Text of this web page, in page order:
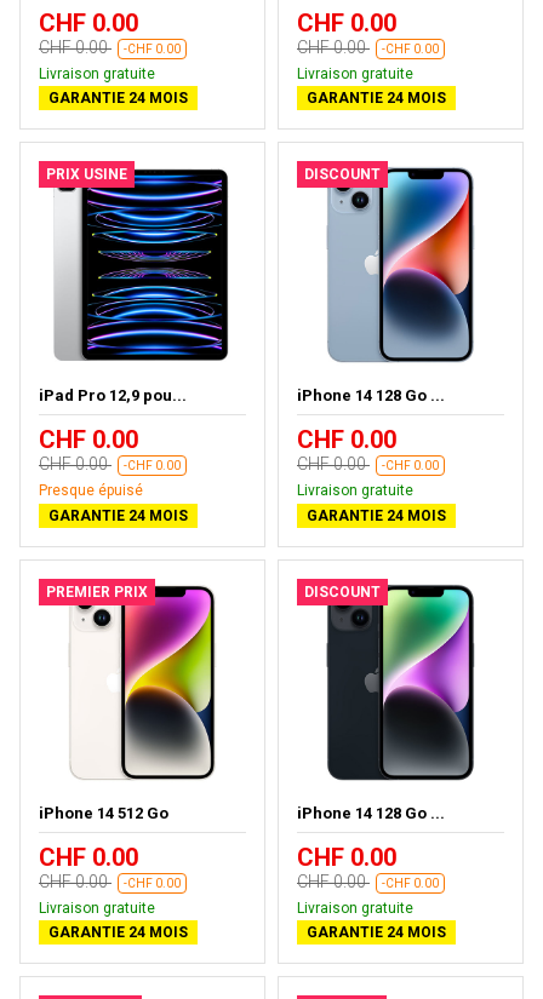
CHF 0.00
CHF 0.00 -CHF 0.00
Livraison gratuite
GARANTIE 24 MOIS
CHF 0.00
CHF 0.00 -CHF 0.00
Livraison gratuite
GARANTIE 24 MOIS
PRIX USINE
iPad Pro 12,9 pou...
CHF 0.00
CHF 0.00 -CHF 0.00
Presque épuisé
GARANTIE 24 MOIS
DISCOUNT
iPhone 14 128 Go ...
CHF 0.00
CHF 0.00 -CHF 0.00
Livraison gratuite
GARANTIE 24 MOIS
PREMIER PRIX
iPhone 14 512 Go
CHF 0.00
CHF 0.00 -CHF 0.00
Livraison gratuite
GARANTIE 24 MOIS
DISCOUNT
iPhone 14 128 Go ...
CHF 0.00
CHF 0.00 -CHF 0.00
Livraison gratuite
GARANTIE 24 MOIS